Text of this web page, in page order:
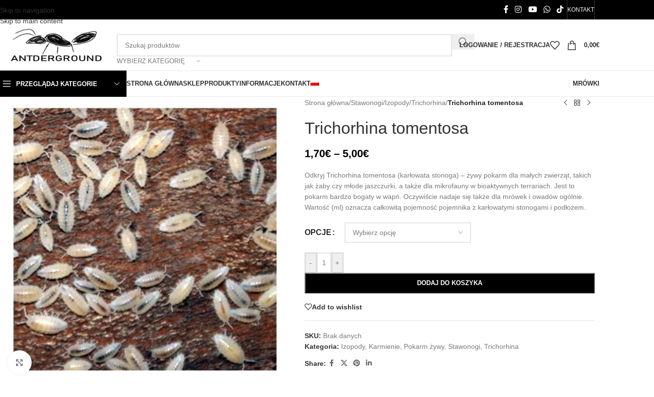
Skip to navigation
Skip to main content
KONTAKT
WYBIERZ KATEGORIĘ
LOGOWANIE / REJESTRACJA 0,00€
PRZEGLĄDAJ KATEGORIE STRONA GŁÓWNASKLEPPRODUKTY INFORMACJEKONTAKT MRÓWKI
Click to enlarge
Strona główna/Stawonogi/Izopody/Trichorhina/Trichorhina tomentosa
Trichorhina tomentosa
1,70€ – 5,00€
Odkryj Trichorhina tomentosa (karłowata stonoga) – żywy pokarm dla małych zwierząt, takich
jak żaby czy młode jaszczurki, a także dla mikrofauny w bioaktywnych terrariach. Jest to
pokarm bardzo bogaty w wapń. Oczywiście nadaje się także dla mrówek i owadów ogólnie.
Wartość (ml) oznacza całkowitą pojemność pojemnika z karłowatymi stonogami i podłożem.
OPCJE
- +
DODAJ DO KOSZYKA
Add to wishlist
SKU: Brak danych
Kategoria: Izopody, Karmienie Pokarm żywy, Stawonogi, Trichorhina
Share: